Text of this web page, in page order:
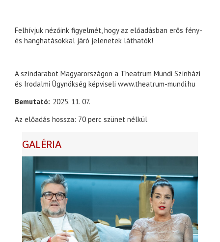
Felhívjuk nézőink figyelmét, hogy az előadásban erős fény-
és hanghatásokkal járó jelenetek láthatók!
A színdarabot Magyarországon a Theatrum Mundi Színházi
és Irodalmi Ügynökség képviseli www.theatrum-mundi.hu
Bemutató 2025. 11. 07.
Az előadás hossza: 70 perc szünet nélkül
GALÉRIA